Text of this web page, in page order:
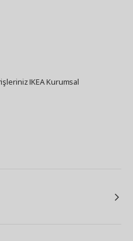
IKEA Kurumsal